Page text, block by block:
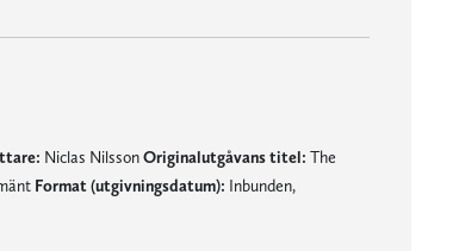
Niclas NilssonOriginalutgåvans titel: The
Format (utgivningsdatum): Inbunden,